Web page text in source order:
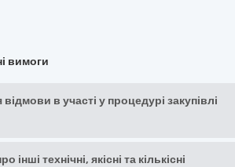
вимоги
в участі у процедурі закупівлі
інші технічні, якісні та кількісні